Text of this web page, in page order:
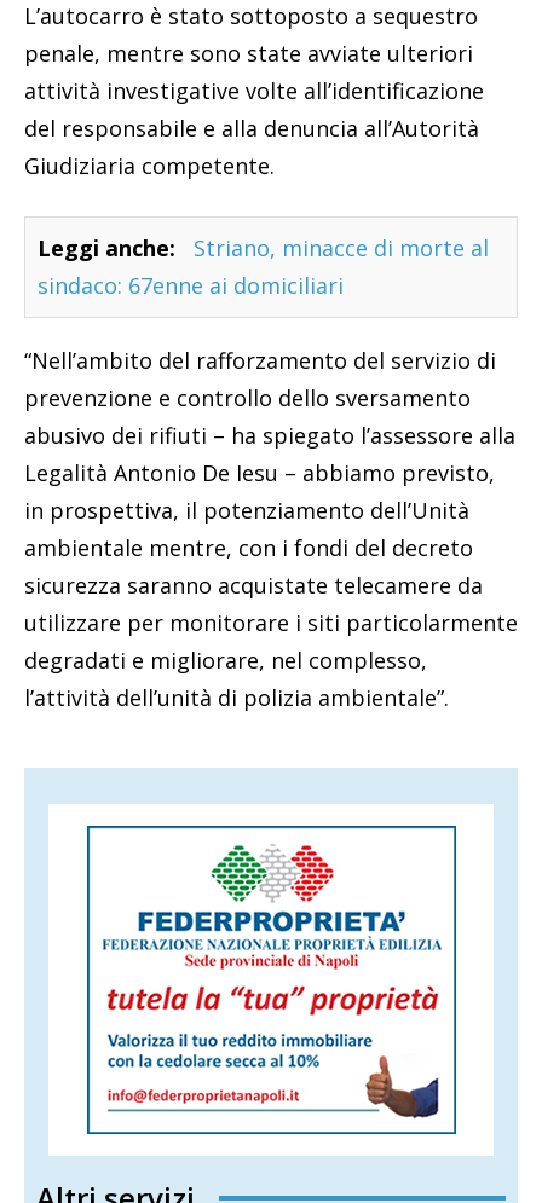
L’autocarro è stato sottoposto a sequestro
penale, mentre sono state avviate ulteriori
attività investigative volte all’identificazione
del responsabile e alla denuncia all’Autorità
Giudiziaria competente.
Leggi anche:
Striano, minacce di morte al
sindaco: 67enne ai domiciliari
“Nell’ambito del rafforzamento del servizio di
prevenzione e controllo dello sversamento
abusivo dei rifiuti – ha spiegato l’assessore alla
Legalità Antonio De Iesu – abbiamo previsto,
in prospettiva, il potenziamento dell’Unità
ambientale mentre, con i fondi del decreto
sicurezza saranno acquistate telecamere da
utilizzare per monitorare i siti particolarmente
degradati e migliorare, nel complesso,
l’attività dell’unità di polizia ambientale”.